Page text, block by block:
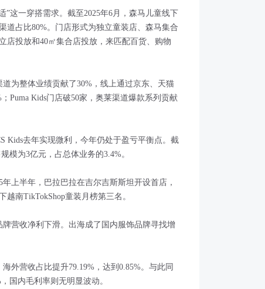
”这一穿搭需求。截至2025年6月，森马儿童线下
道占比80%。门店形式为独立童装店、森马集合
店投放和40㎡集合店投放，来匹配百货、购物
为整体业绩贡献了30%，线上通过京东、天猫
Puma Kids门店破50家，奥莱渠道爆款系列贡献
Kids去年实现微利，今年仍处于盈亏平衡点。截
模为3亿元，占总体业务的3.4%。
上半年，巴拉巴拉在吉尔吉斯斯坦开设首店，
南TikTokShop童装月榜第三名。
营收净利下滑。出海成了国内服饰品牌寻找增
外营收占比提升79.19%，达到0.85%。与此同
国内毛利率则无明显波动。